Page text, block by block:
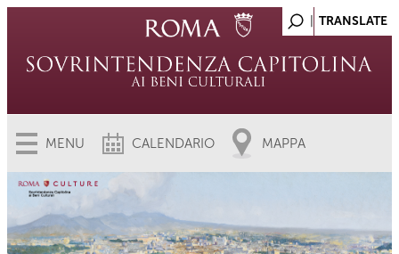
MENU CALENDARIO MAPPA